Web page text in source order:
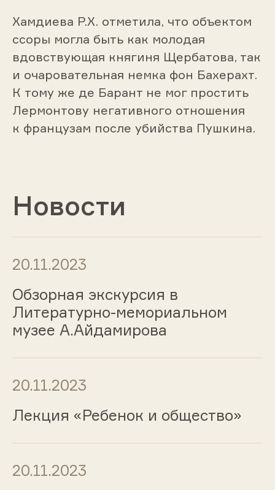
Хамдиева Р.Х. отметила, что объектом
ссоры мог­ла быть как молодая
вдовствующая княгиня Щербатова, так
и очаровательная немка фон Бахерахт.
К тому же де Барант не мог простить
Лермонтову негативного отношения
к французам после убийства Пушкина.
Новости
20.11.2023
Обзорная экскурсия в
Литературно-мемориальном
музее А.Айдамирова
20.11.2023
Лекция «Ребенок и общество»
20.11.2023